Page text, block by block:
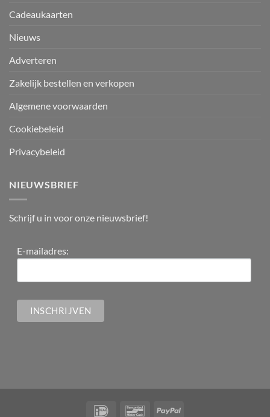
Cadeaukaarten
Nieuws
Adverteren
Zakelijk bestellen en verkopen
Algemene voorwaarden
Cookiebeleid
Privacybeleid
NIEUWSBRIEF
Schrijf u in voor onze nieuwsbrief!
E-mailadres: